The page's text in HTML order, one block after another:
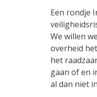
Een rondje
We willen
overheid
het
gaan of en
al dan niet